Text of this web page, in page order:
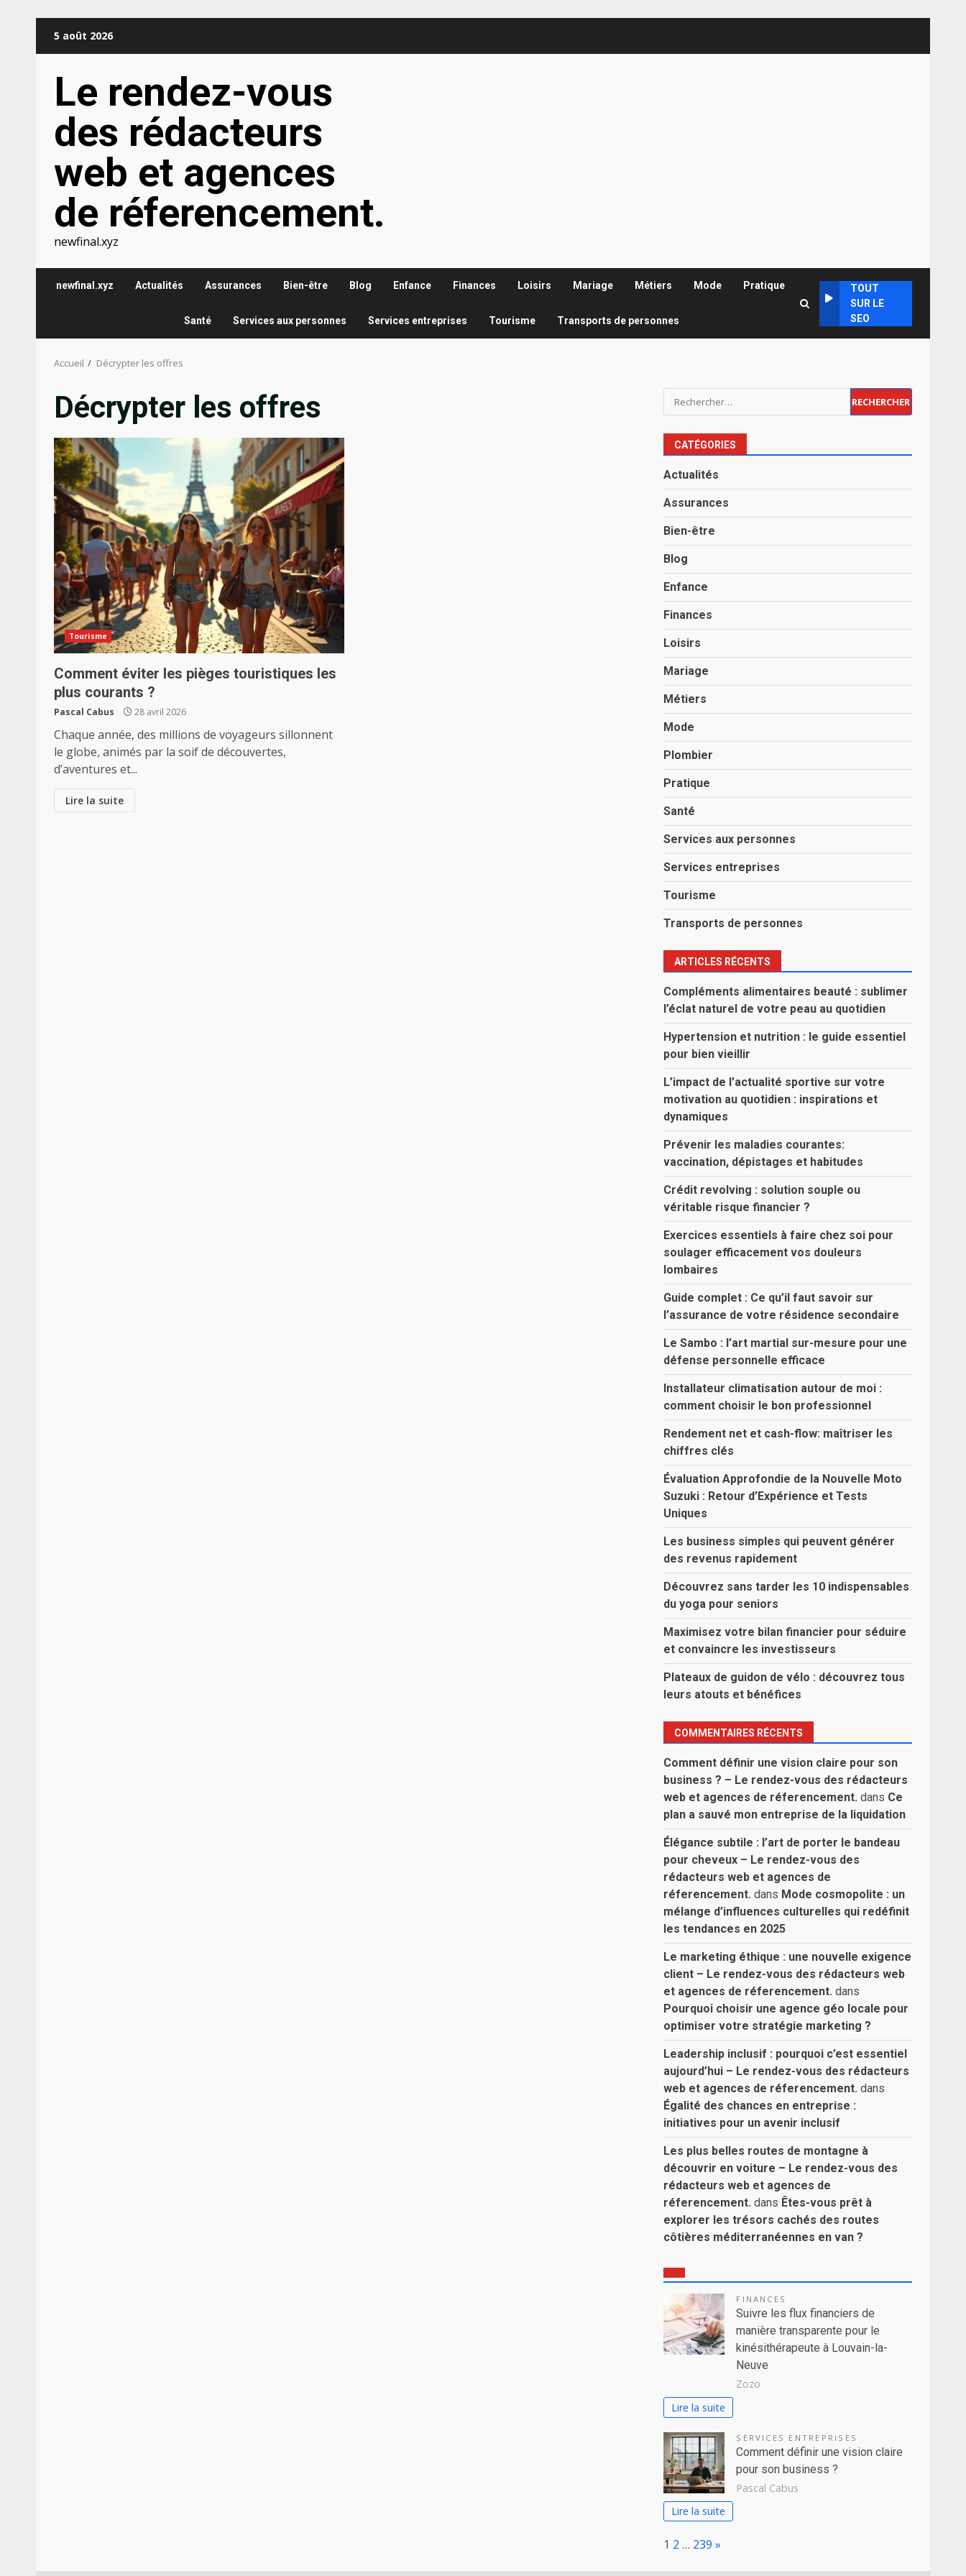
5 août 2026
Le rendez-vous
des rédacteurs
web et agences
de réferencement.
newfinal.xyz
newfinal.xyz Actualités Assurances Bien-être Blog Enfance Finances Loisirs Mariage Métiers Mode Pratique
Santé Services aux personnes Services entreprises Tourisme Transports de personnes
TOUT
SUR LE
SEO
Accueil Décrypter les offres
Décrypter les offres
Tourisme
Comment éviter les pièges touristiques les
plus courants ?
Pascal Cabus 28 avril 2026
Chaque année, des millions de voyageurs sillonnent
le globe, animés par la soif de découvertes,
d’aventures et...
Lire la suite
Rechercher :
CATÉGORIES
Actualités
Assurances
Bien-être
Blog
Enfance
Finances
Loisirs
Mariage
Métiers
Mode
Plombier
Pratique
Santé
Services aux personnes
Services entreprises
Tourisme
Transports de personnes
ARTICLES RÉCENTS
Compléments alimentaires beauté : sublimer
l’éclat naturel de votre peau au quotidien
Hypertension et nutrition : le guide essentiel
pour bien vieillir
L’impact de l’actualité sportive sur votre
motivation au quotidien : inspirations et
dynamiques
Prévenir les maladies courantes:
vaccination, dépistages et habitudes
Crédit revolving : solution souple ou
véritable risque financier ?
Exercices essentiels à faire chez soi pour
soulager efficacement vos douleurs
lombaires
Guide complet : Ce qu’il faut savoir sur
l’assurance de votre résidence secondaire
Le Sambo : l’art martial sur-mesure pour une
défense personnelle efficace
Installateur climatisation autour de moi :
comment choisir le bon professionnel
Rendement net et cash-flow: maîtriser les
chiffres clés
Évaluation Approfondie de la Nouvelle Moto
Suzuki : Retour d’Expérience et Tests
Uniques
Les business simples qui peuvent générer
des revenus rapidement
Découvrez sans tarder les 10 indispensables
du yoga pour seniors
Maximisez votre bilan financier pour séduire
et convaincre les investisseurs
Plateaux de guidon de vélo : découvrez tous
leurs atouts et bénéfices
COMMENTAIRES RÉCENTS
Comment définir une vision claire pour son
business ? – Le rendez-vous des rédacteurs
web et agences de réferencement. dans Ce
plan a sauvé mon entreprise de la liquidation
Élégance subtile : l’art de porter le bandeau
pour cheveux – Le rendez-vous des
rédacteurs web et agences de
réferencement. dans Mode cosmopolite : un
mélange d’influences culturelles qui redéfinit
les tendances en 2025
Le marketing éthique : une nouvelle exigence
client – Le rendez-vous des rédacteurs web
et agences de réferencement. dans
Pourquoi choisir une agence géo locale pour
optimiser votre stratégie marketing ?
Leadership inclusif : pourquoi c’est essentiel
aujourd’hui – Le rendez-vous des rédacteurs
web et agences de réferencement. dans
Égalité des chances en entreprise :
initiatives pour un avenir inclusif
Les plus belles routes de montagne à
découvrir en voiture – Le rendez-vous des
rédacteurs web et agences de
réferencement. dans Êtes-vous prêt à
explorer les trésors cachés des routes
côtières méditerranéennes en van ?
FINANCES
Suivre les flux financiers de
manière transparente pour le
kinésithérapeute à Louvain-la-
Neuve
Zozo
Lire la suite
SERVICES ENTREPRISES
Comment définir une vision claire
pour son business ?
Pascal Cabus
Lire la suite
Page:
1 2 … 239 Next
»